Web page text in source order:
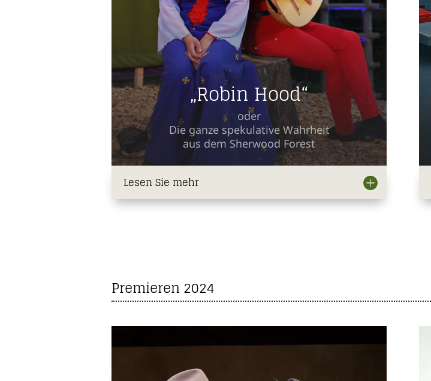
„Robin Hood“
oder
Die ganze spekulative Wahrheit
aus dem Sherwood Forest
Lesen Sie mehr
Premieren 2024